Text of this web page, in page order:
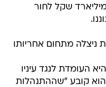
בוזז מהבנקים 2.5 מיליארד שקל לחור
ניצלה מתחום אחריותו
העומדת לנגד עיניו
קובע "שההתנהלות